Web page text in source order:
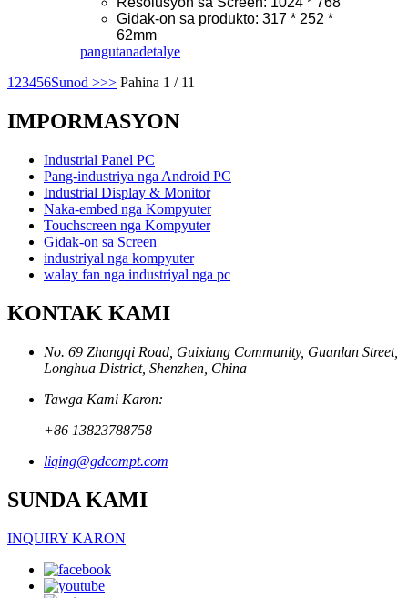
Gidak-on sa produkto: 317 * 252 *
62mm
pangutanadetalye
1 23456Sunod >>> Pahina 1 / 11
IMPORMASYON
Industrial Panel PC
Pang-industriya nga Android PC
Industrial Display & Monitor
Naka-embed nga Kompyuter
Touchscreen nga Kompyuter
Gidak-on sa Screen
industriyal nga kompyuter
walay fan nga industriyal nga pc
KONTAK KAMI
No. 69 Zhangqi Road, Guixiang Community, Guanlan Street,
Longhua District, Shenzhen, China
Tawga Kami Karon:
+86 13823788758
liqing@gdcompt.com
SUNDA KAMI
INQUIRY KARON